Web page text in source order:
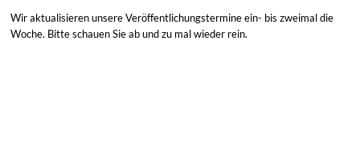
Wir aktualisieren unsere Veröffentlichungstermine ein- bis zweimal die
Woche. Bitte schauen Sie ab und zu mal wieder rein.